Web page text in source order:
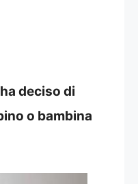
deciso di
o bambina